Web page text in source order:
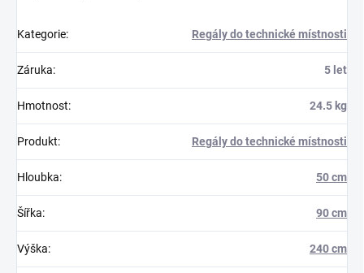
Kategorie: Regály do technické místnosti
Záruka: 5 let
Hmotnost: 24.5 kg
Produkt: Regály do technické místnosti
Hloubka: 50 cm
Šířka: 90 cm
Výška: 240 cm